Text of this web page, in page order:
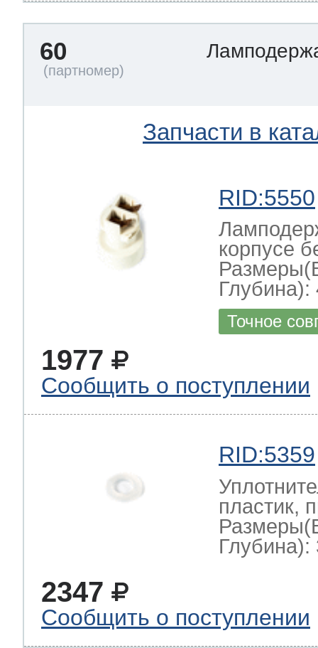
60
Запчасти в
RID:5550
корпусе
Глубина):
Точное
1977
Сообщить о поступлении
RID:5359
пластик,
Глубина):
2347
Сообщить о поступлении